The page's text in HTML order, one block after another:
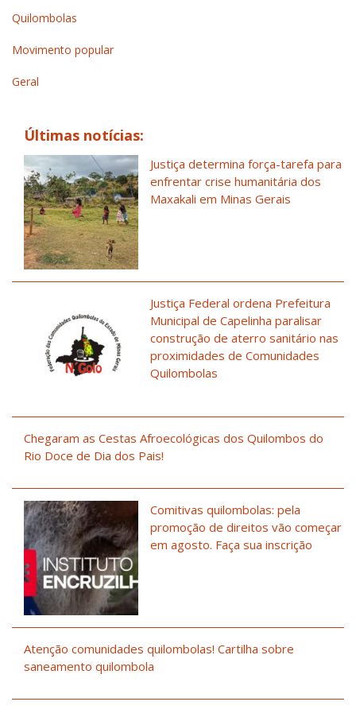
Quilombolas
Movimento popular
Geral
Últimas notícias:
Justiça determina força-tarefa para
enfrentar crise humanitária dos
Maxakali em Minas Gerais
Justiça Federal ordena Prefeitura
Municipal de Capelinha paralisar
construção de aterro sanitário nas
proximidades de Comunidades
Quilombolas
Chegaram as Cestas Afroecológicas dos Quilombos do
Rio Doce de Dia dos Pais!
Comitivas quilombolas: pela
promoção de direitos vão começar
em agosto. Faça sua inscrição
Atenção comunidades quilombolas! Cartilha sobre
saneamento quilombola